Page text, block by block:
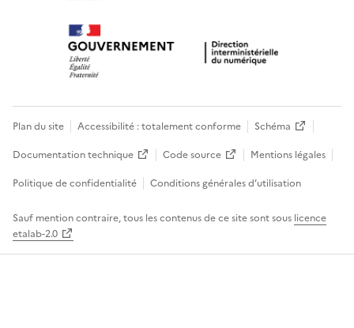
Plan du site Accessibilité : totalement conforme
Schéma
Documentation technique
Code source
Mentions légales
Politique de confidentialité
Conditions générales d’utilisation
Sauf mention contraire, tous les contenus de ce site sont sous licence
etalab-2.0